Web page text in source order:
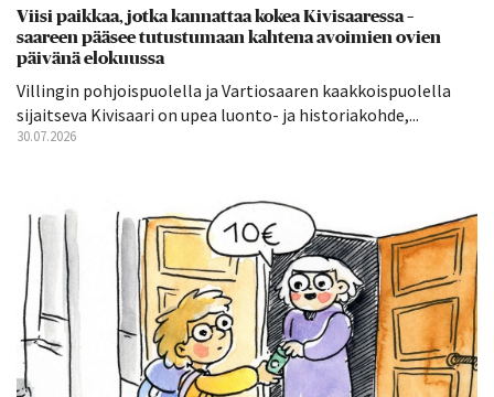
Viisi paikkaa, jotka kannattaa kokea Kivisaaressa –
saareen pääsee tutustumaan kahtena avoimien ovien
päivänä elokuussa
Villingin pohjoispuolella ja Vartiosaaren kaakkoispuolella
sijaitseva Kivisaari on upea luonto- ja historiakohde,...
30.07.2026